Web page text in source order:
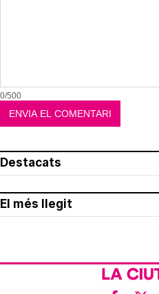
¡Cómo los de antes,